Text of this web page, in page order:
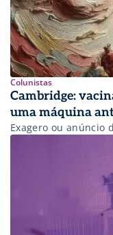
Colunistas
Cambridge:
uma máquina
Exagero ou anúncio